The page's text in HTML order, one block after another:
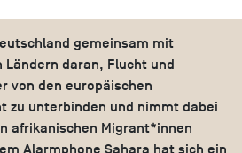
gemeinsam mit
daran, Flucht und
von den europäischen
zu unterbinden und nimmt dabei
afrikanischen Migrant*innen